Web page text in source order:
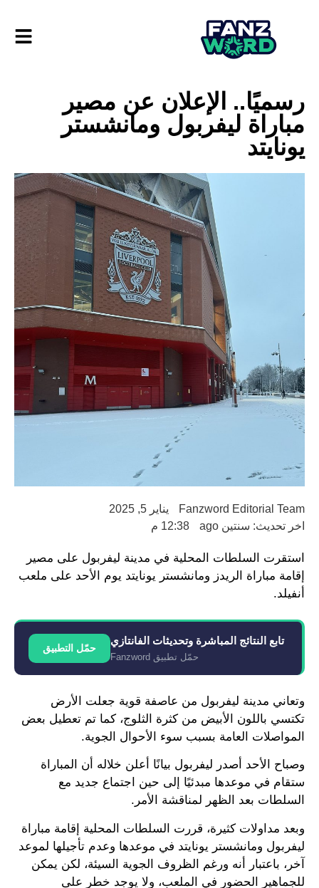
رسميًا.. الإعلان عن مصير
مباراة ليفربول ومانشستر
يونايتد
Fanzword Editorial Team
يناير 5, 2025
اخر تحديث: سنتين ago
12:38 م
استقرت السلطات المحلية في مدينة ليفربول على مصير
إقامة مباراة الريدز ومانشستر يونايتد يوم الأحد على ملعب
أنفيلد.
تابع النتائج المباشرة وتحديثات الفانتازي
حمّل تطبيق Fanzword
حمّل التطبيق
وتعاني مدينة ليفربول من عاصفة قوية جعلت الأرض
تكتسي باللون الأبيض من كثرة الثلوج، كما تم تعطيل بعض
المواصلات العامة بسبب سوء الأحوال الجوية.
وصباح الأحد أصدر ليفربول بيانًا أعلن خلاله أن المباراة
ستقام في موعدها مبدئيًا إلى حين اجتماع جديد مع
السلطات بعد الظهر لمناقشة الأمر.
وبعد مداولات كثيرة، قررت السلطات المحلية إقامة مباراة
ليفربول ومانشستر يونايتد في موعدها وعدم تأجيلها لموعد
آخر، باعتبار أنه ورغم الظروف الجوية السيئة، لكن يمكن
للجماهير الحضور في الملعب، ولا يوجد خطر على